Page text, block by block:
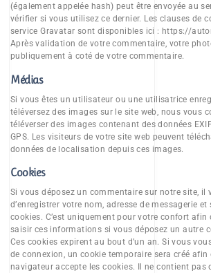
(également appelée hash) peut être envoyée au
vérifier si vous utilisez ce dernier. Les clauses de
service Gravatar sont disponibles ici : https://
Après validation de votre commentaire, votre
publiquement à coté de votre commentaire.
Médias
Si vous êtes un utilisateur ou une utilisatrice
téléversez des images sur le site web, nous vous
téléverser des images contenant des données
GPS. Les visiteurs de votre site web peuvent
données de localisation depuis ces images.
Cookies
Si vous déposez un commentaire sur notre site, il
d’enregistrer votre nom, adresse de messagerie
cookies. C’est uniquement pour votre confort afin
saisir ces informations si vous déposez un autre
Ces cookies expirent au bout d’un an. Si vous
de connexion, un cookie temporaire sera créé
navigateur accepte les cookies. Il ne contient pas